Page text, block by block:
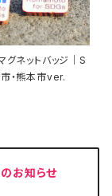
ネットバッジ｜S
・熊本市ver.
お知らせ